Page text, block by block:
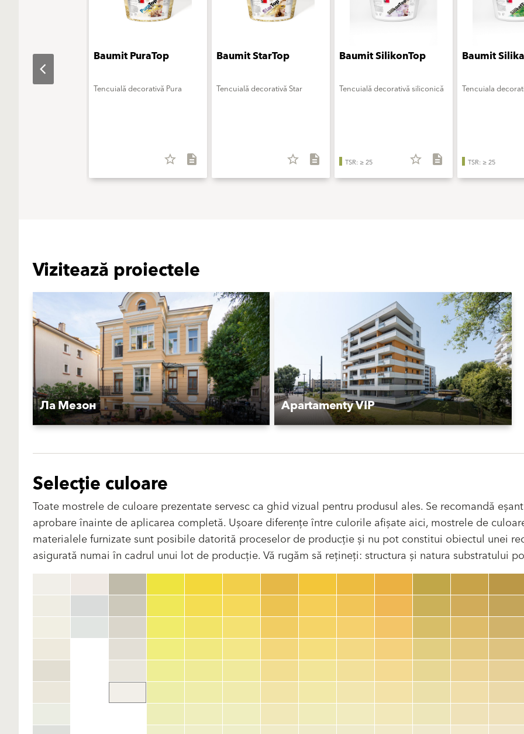
LatexSatin Baumit PuraTop
Tencuială decorativă Pura
star_border description
Baumit StarTop
Tencuială decorativă Star
star_border description
Baumit SilikonTop
Tencuială decorativă siliconică
TSR: ≥ 25 star_border description
Baumit
Tencuiala
TSR: ≥ 25
Vizitează proiectele
Ла Мезон Apartamenty VIP
Selecție culoare
Toate mostrele de culoare prezentate servesc ca ghid vizual pentru produsul ales. Se recomandă
aprobare înainte de aplicarea completă. Ușoare diferențe între culorile afișate aici, mostrele de
materialele furnizate sunt posibile datorită proceselor de producție și nu pot constitui obiectul unei
asigurată numai în cadrul unui lot de producție. Vă rugăm să rețineți: structura și natura substratului
color_name
HEX:hex_code
HBW:hbw_code